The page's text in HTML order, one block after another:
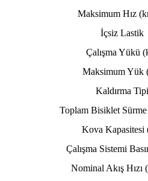
Maksimum Hız
İçsiz Lastik
Çalışma Yükü
Maksimum Yük
Kaldırma Tipi
Toplam Bisiklet Sürme
Kova Kapasitesi
Çalışma Sistemi
Nominal Akış Hızı